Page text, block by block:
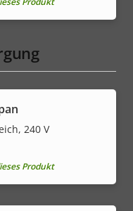
240 V
Produkt